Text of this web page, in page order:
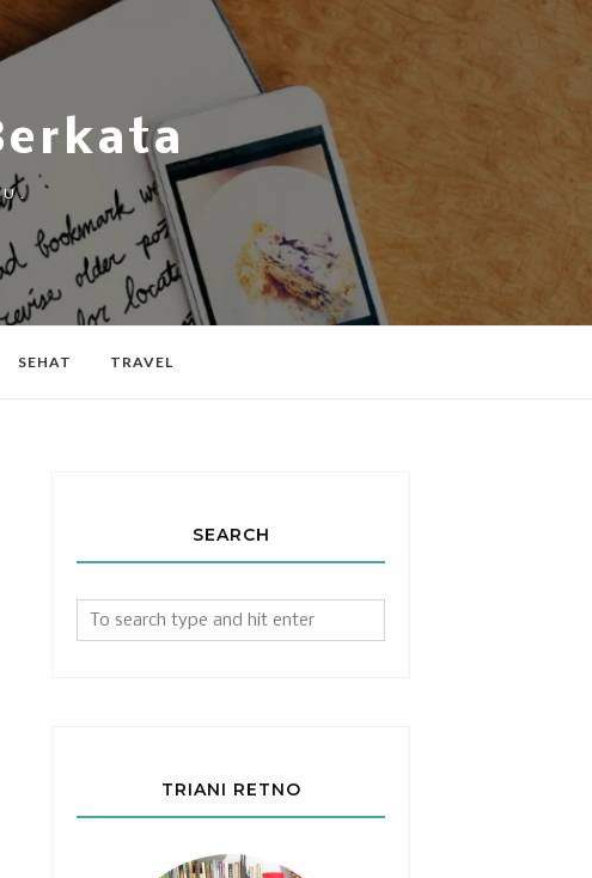
SEHAT TRAVEL
SEARCH
TRIANI RETNO